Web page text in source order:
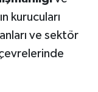
kurucuları
ve sektör